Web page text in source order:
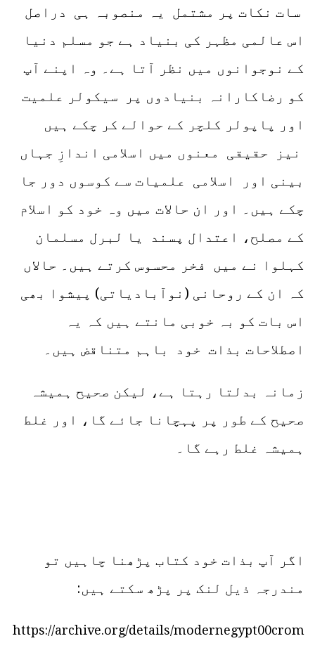
سات نکات پر مشتمل یہ منصوبہ ہی دراصل
اس عالمی مظہر کی بنیاد ہے جو مسلم دنیا
کے نوجوانوں میں نظر آتا ہے۔ وہ اپنے آپ
کو رضاکارانہ بنیادوں پر سیکولر علمیت
اور پاپولر کلچر کے حوالے کر چکے ہیں
نیز حقیقی معنوں میں اسلامی اندازِ جہاں
بینی اور اسلامی علمیات سے کوسوں دور جا
چکے ہیں۔ اور ان حالات میں وہ خود کو اسلام
کے مصلح، اعتدال پسند یا لبرل مسلمان
کہلوا نے میں فخر محسوس کرتے ہیں۔ حالاں
کہ ان کے روحانی (نوآبادیاتی) پیشوا بھی
اس بات کو بہ خوبی مانتے ہیں کہ یہ
اصطلاحات بذات خود باہم متناقض ہیں۔
زمانہ بدلتا رہتا ہے، لیکن صحیح ہمیشہ
صحیح کے طور پر پہچانا جائے گا، اور غلط
ہمیشہ غلط رہے گا۔
اگر آپ بذات خود کتاب پڑھنا چاہیں تو
مندرجہ ذیل لنک پر پڑھ سکتے ہیں:
https://archive.org/details/modernegypt00crom